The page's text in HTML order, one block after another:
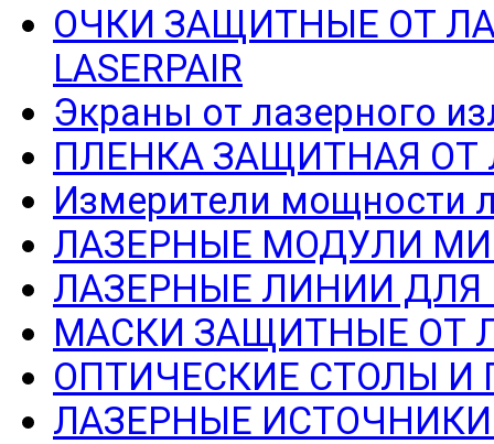
ОЧКИ ЗАЩИТНЫЕ ОТ
LASERPAIR
Экраны от лазерного
ПЛЕНКА ЗАЩИТНАЯ ОТ
Измерители мощности
ЛАЗЕРНЫЕ МОДУЛИ
ЛАЗЕРНЫЕ ЛИНИИ
МАСКИ ЗАЩИТНЫЕ ОТ
ОПТИЧЕСКИЕ СТОЛЫ И
ЛАЗЕРНЫЕ ИСТОЧНИКИ